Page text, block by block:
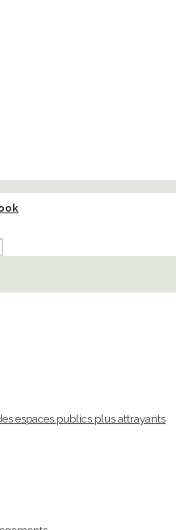
espaces publics plus attrayants